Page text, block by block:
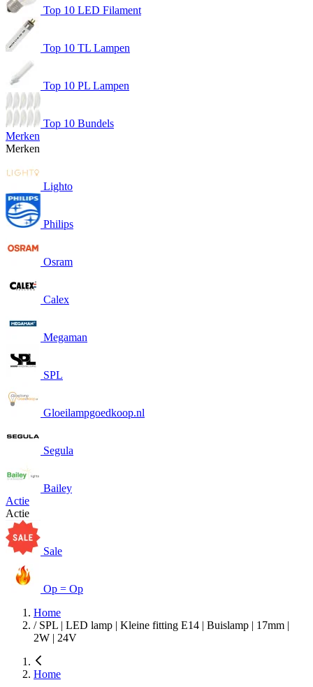
Top 10 LED Filament
Top 10 TL Lampen
Top 10 PL Lampen
Top 10 Bundels
Merken
Merken
Lighto
Philips
Osram
Calex
Megaman
SPL
Gloeilampgoedkoop.nl
Segula
Bailey
Actie
Actie
Sale
Op = Op
Home
/ SPL | LED lamp | Kleine fitting E14 | Buislamp | 17mm |
2W | 24V
Home